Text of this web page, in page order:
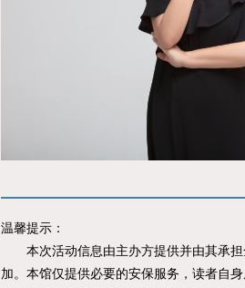
温馨提示：
本次活动信息由主办方提供并由其承担
加。本馆仅提供必要的安保服务，读者自